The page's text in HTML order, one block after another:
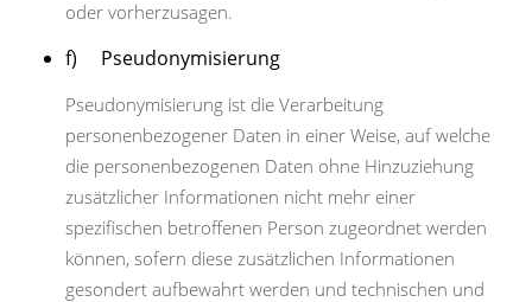
oder vorherzusagen.
f) Pseudonymisierung
Pseudonymisierung ist die Verarbeitung
personenbezogener Daten in einer Weise, auf welche
die personenbezogenen Daten ohne Hinzuziehung
zusätzlicher Informationen nicht mehr einer
spezifischen betroffenen Person zugeordnet werden
können, sofern diese zusätzlichen Informationen
gesondert aufbewahrt werden und technischen und